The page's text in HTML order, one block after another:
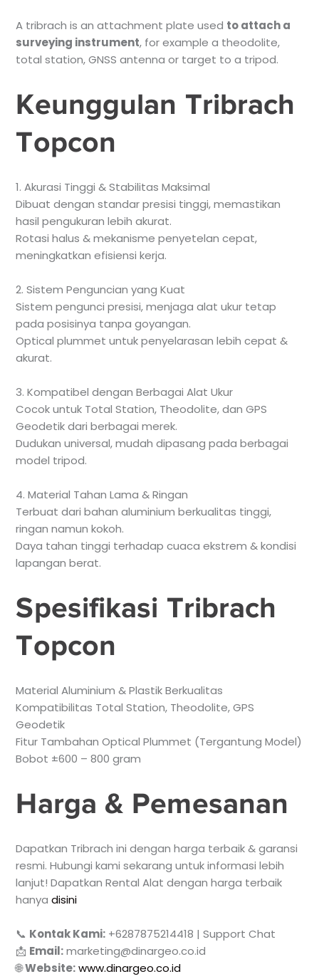
A tribrach is an attachment plate used to attach a
surveying instrument, for example a theodolite,
total station, GNSS antenna or target to a tripod.
Keunggulan Tribrach
Topcon
1. Akurasi Tinggi & Stabilitas Maksimal
Dibuat dengan standar presisi tinggi, memastikan
hasil pengukuran lebih akurat.
Rotasi halus & mekanisme penyetelan cepat,
meningkatkan efisiensi kerja.
2. Sistem Penguncian yang Kuat
Sistem pengunci presisi, menjaga alat ukur tetap
pada posisinya tanpa goyangan.
Optical plummet untuk penyelarasan lebih cepat &
akurat.
3. Kompatibel dengan Berbagai Alat Ukur
Cocok untuk Total Station, Theodolite, dan GPS
Geodetik dari berbagai merek.
Dudukan universal, mudah dipasang pada berbagai
model tripod.
4. Material Tahan Lama & Ringan
Terbuat dari bahan aluminium berkualitas tinggi,
ringan namun kokoh.
Daya tahan tinggi terhadap cuaca ekstrem & kondisi
lapangan berat.
Spesifikasi Tribrach
Topcon
Material Aluminium & Plastik Berkualitas
Kompatibilitas Total Station, Theodolite, GPS
Geodetik
Fitur Tambahan Optical Plummet (Tergantung Model)
Bobot ±600 – 800 gram
Harga & Pemesanan
Dapatkan Tribrach ini dengan harga terbaik & garansi
resmi. Hubungi kami sekarang untuk informasi lebih
lanjut! Dapatkan Rental Alat dengan harga terbaik
hanyadisini
📞 Kontak Kami: +6287875214418 | Support Chat
📩 Email:marketing@dinargeo.co.id
🌐Website: www.dinargeo.co.id